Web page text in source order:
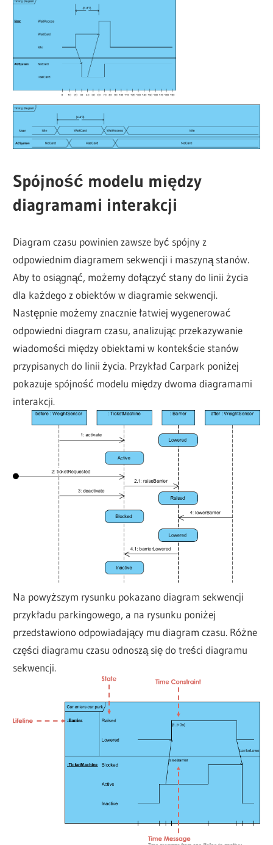
Spójność modelu między
diagramami interakcji
Diagram czasu powinien zawsze być spójny z
odpowiednim diagramem sekwencji i maszyną stanów.
Aby to osiągnąć, możemy dołączyć stany do linii życia
dla każdego z obiektów w diagramie sekwencji.
Następnie możemy znacznie łatwiej wygenerować
odpowiedni diagram czasu, analizując przekazywanie
wiadomości między obiektami w kontekście stanów
przypisanych do linii życia. Przykład Carpark poniżej
pokazuje spójność modelu między dwoma diagramami
interakcji.
Na powyższym rysunku pokazano diagram sekwencji
przykładu parkingowego, a na rysunku poniżej
przedstawiono odpowiadający mu diagram czasu. Różne
części diagramu czasu odnoszą się do treści diagramu
sekwencji.